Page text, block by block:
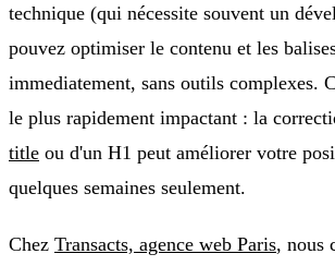
technique (qui nécessite souvent un
pouvez optimiser le contenu et les
immediatement, sans outils complexes.
le plus rapidement impactant : la
title ou d'un H1 peut améliorer votre
quelques semaines seulement.
Chez Transacts, agence web Paris, nous